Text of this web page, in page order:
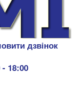
дзвінок
18:00